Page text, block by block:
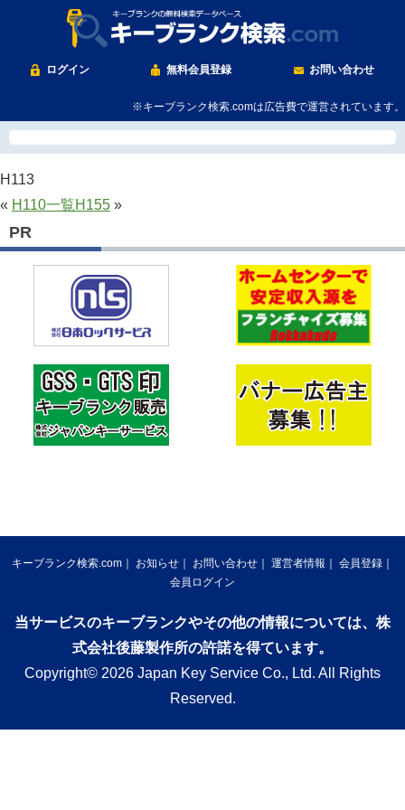
ログイン 無料会員登録 お問い合わせ
※キーブランク検索.comは広告費で運営されています。
H113
« H110一覧H155 »
PR
キーブランク検索.com お知らせ お問い合わせ 運営者情報
会員登録
会員ログイン
当サービスのキーブランクやその他の情報については、株
式会社後藤製作所の許諾を得ています。
Copyright© 2026 Japan Key Service Co., Ltd. All Rights
Reserved.